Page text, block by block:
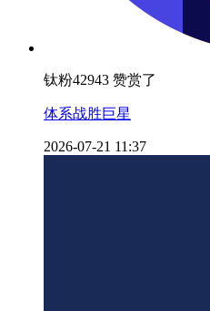
钛粉42943 赞赏了
体系战胜巨星
2026-07-21 11:37